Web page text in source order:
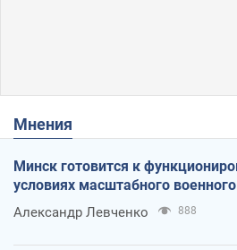
Мнения
Минск готовится к
условиях масштабного
Александр Левченко 888